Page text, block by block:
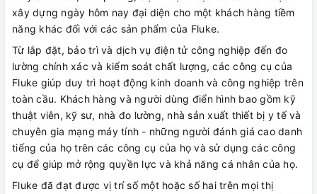
xây dựng ngày hôm nay đại diện cho một khách hàng tiềm
năng khác đối với các sản phẩm của Fluke.
Từ lắp đặt, bảo trì và dịch vụ điện tử công nghiệp đến đo
lường chính xác và kiểm soát chất lượng, các công cụ của
Fluke giúp duy trì hoạt động kinh doanh và công nghiệp trên
toàn cầu. Khách hàng và người dùng điển hình bao gồm kỹ
thuật viên, kỹ sư, nhà đo lường, nhà sản xuất thiết bị y tế và
chuyên gia mạng máy tính - những người đánh giá cao danh
tiếng của họ trên các công cụ của họ và sử dụng các công
cụ để giúp mở rộng quyền lực và khả năng cá nhân của họ.
Fluke đã đạt được vị trí số một hoặc số hai trên mọi thị